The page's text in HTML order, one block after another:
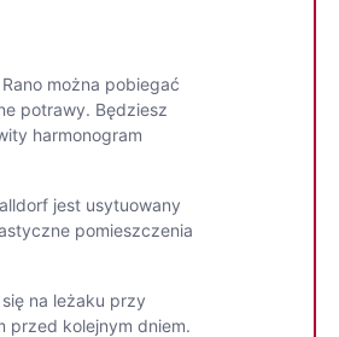
można pobiegać
potrawy. Będziesz
harmonogram
jest usytuowany
pomieszczenia
na leżaku przy
przed kolejnym dniem.